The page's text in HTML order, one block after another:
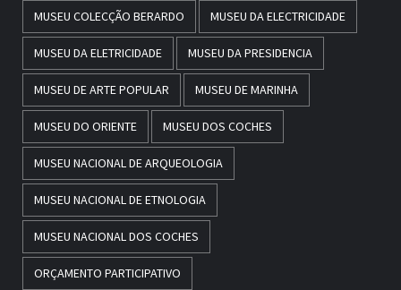
MUSEU COLECÇÃO BERARDO MUSEU DA ELECTRICIDADE
MUSEU DA ELETRICIDADE MUSEU DA PRESIDENCIA
MUSEU DE ARTE POPULAR MUSEU DE MARINHA
MUSEU DO ORIENTE MUSEU DOS COCHES
MUSEU NACIONAL DE ARQUEOLOGIA
MUSEU NACIONAL DE ETNOLOGIA
MUSEU NACIONAL DOS COCHES
ORÇAMENTO PARTICIPATIVO